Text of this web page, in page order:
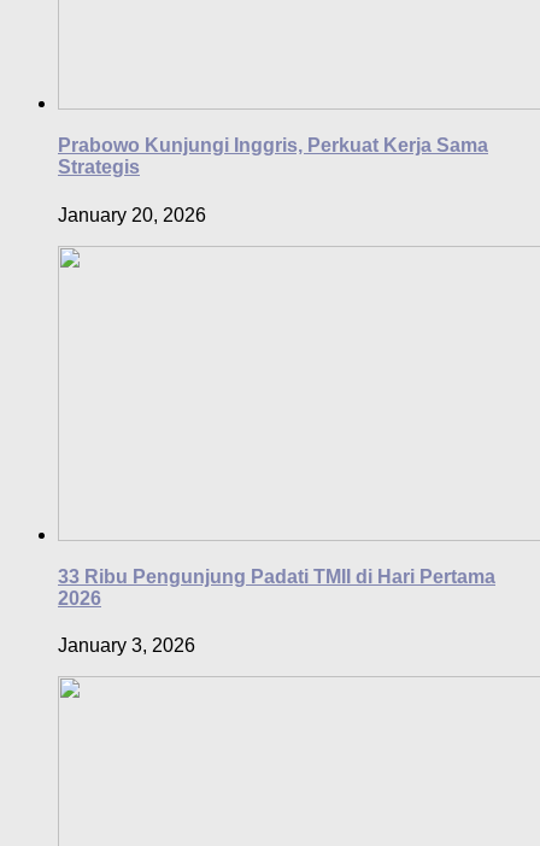
Prabowo Kunjungi Inggris, Perkuat Kerja Sama
Strategis
January 20, 2026
33 Ribu Pengunjung Padati TMII di Hari Pertama
2026
January 3, 2026